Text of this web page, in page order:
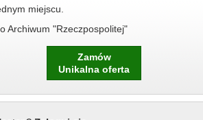
miejscu.
Archiwum "Rzeczpospolitej"
Zamów
Unikalna oferta